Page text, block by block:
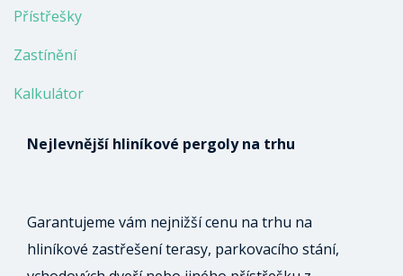
Přístřešky
Zastínění
Kalkulátor
Nejlevnější hliníkové pergoly na trhu
Garantujeme vám nejnižší cenu na trhu na
hliníkové zastřešení terasy, parkovacího stání,